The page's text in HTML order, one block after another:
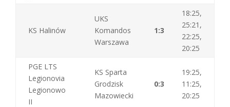
KS Halinów
UKS
Komandos
Warszawa
1:3
18:25,
25:21,
22:25,
20:25
PGE LTS
Legionovia
Legionowo
II
KS Sparta
Grodzisk
Mazowiecki
0:3
19:25,
11:25,
20:25